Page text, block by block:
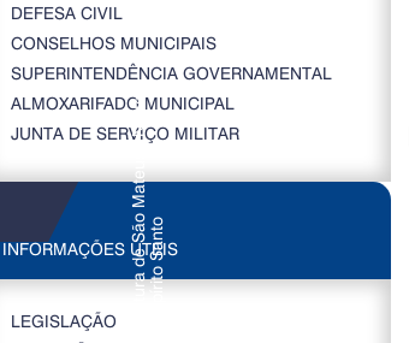
DEFESA CIVIL
CONSELHOS MUNICIPAIS
SUPERINTENDÊNCIA GOVERNAMENTAL
ALMOXARIFADO MUNICIPAL
JUNTA DE SERVIÇO MILITAR
INFORMAÇÕES ÚTEIS
LEGISLAÇÃO